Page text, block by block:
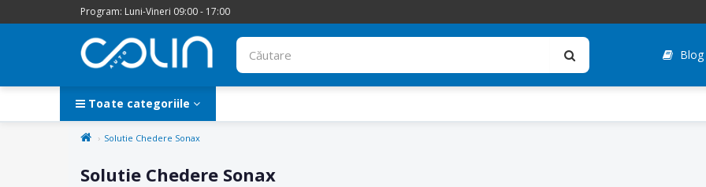
Program: Luni-Vineri 09:00 - 17:00
Blog
Toate categoriile
Solutie Chedere Sonax
Solutie Chedere Sonax